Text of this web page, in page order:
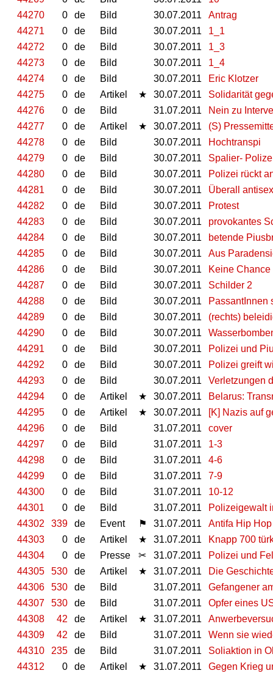
44270
0 de Bild 30.07.2011
Antrag
44271
0 de Bild 30.07.2011
1_1
44272
0 de Bild 30.07.2011
1_3
44273
0 de Bild 30.07.2011
1_4
44274
0 de Bild 30.07.2011
Eric Klotzer
44275
0 de Artikel ★ 30.07.2011
Solidarität
44276
0 de Bild 31.07.2011
Nein zu
44277
0 de Artikel ★ 30.07.2011
(S)
44278
0 de Bild 30.07.2011
Hochtranspi
44279
0 de Bild 30.07.2011
Spalier-
44280
0 de Bild 30.07.2011
Polizei rückt
44281
0 de Bild 30.07.2011
Überall
44282
0 de Bild 30.07.2011
Protest
44283
0 de Bild 30.07.2011
provokantes
44284
0 de Bild 30.07.2011
betende
44285
0 de Bild 30.07.2011
Aus
44286
0 de Bild 30.07.2011
Keine
44287
0 de Bild 30.07.2011
Schilder 2
44288
0 de Bild 30.07.2011
PassantInnen
44289
0 de Bild 30.07.2011
(rechts)
44290
0 de Bild 30.07.2011
44291
0 de Bild 30.07.2011
Polizei und
44292
0 de Bild 30.07.2011
Polizei greift
44293
0 de Bild 30.07.2011
Verletzungen
44294
0 de Artikel ★ 30.07.2011
Belarus:
44295
0 de Artikel ★ 30.07.2011
[K] Nazis auf
44296
0 de Bild 31.07.2011
cover
44297
0 de Bild 31.07.2011
1-3
44298
0 de Bild 31.07.2011
4-6
44299
0 de Bild 31.07.2011
7-9
44300
0 de Bild 31.07.2011
10-12
44301
0 de Bild 31.07.2011
Polizeigewalt
44302
339 de Event ⚑ 31.07.2011
Antifa Hip
44303
0 de Artikel ★ 31.07.2011
Knapp 700
44304
0 de Presse ✂ 31.07.2011
Polizei und
44305
530 de Artikel ★ 31.07.2011
Die
44306
530 de Bild 31.07.2011
Gefangener
44307
530 de Bild 31.07.2011
Opfer eines
44308
42 de Artikel ★ 31.07.2011
44309
42 de Bild 31.07.2011
Wenn sie
44310
235 de Bild 31.07.2011
Soliaktion in
44312
0 de Artikel ★ 31.07.2011
Gegen Krieg